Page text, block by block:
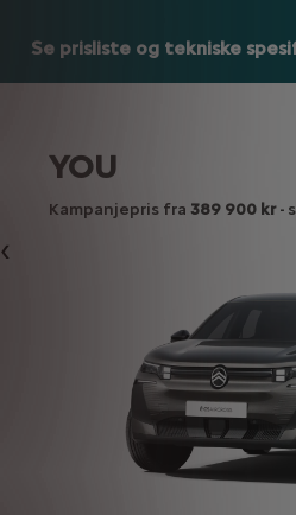
Se prisliste og tekniske
Forrige
YOU
Kampanjepris fra 389 900 kr-